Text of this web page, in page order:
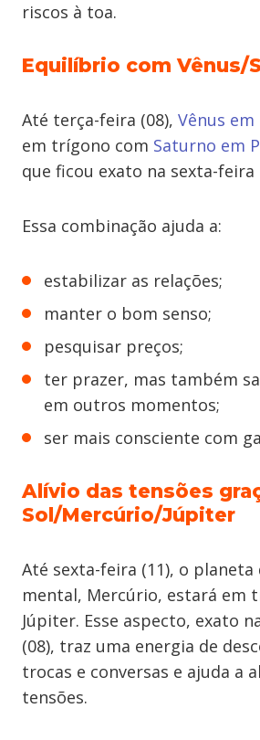
riscos à toa.
Equilíbrio com Vênus/
Até terça-feira (08), Vênus
em trígono com Saturno em
que ficou exato na sexta-feira
Essa combinação ajuda a:
estabilizar as relações;
manter o bom senso;
pesquisar preços;
ter prazer, mas também
em outros momentos;
ser mais consciente com
Alívio das tensões
Sol/Mercúrio/Júpiter
Até sexta-feira (11), o planeta
mental, Mercúrio, estará em
Júpiter. Esse aspecto, exato
(08), traz uma energia de
trocas e conversas e ajuda a
tensões.